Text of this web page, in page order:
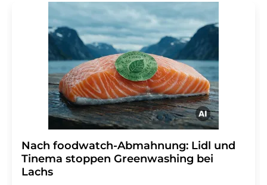
Str. 2, 12489 Berlin oder per E-Mail unter
widerruf@lumitos.commit Wirkung für die Zukunft
widerrufen. Zudem ist in jeder E-Mail ein Link zur
Abbestellung des entsprechenden Newsletters
enthalten.
Nach foodwatch-Abmahnung: Lidl und
Tinema stoppen Greenwashing bei
Lachs